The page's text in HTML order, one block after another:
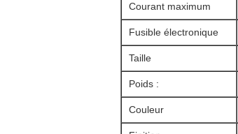
Courant maximum
Fusible électronique
Taille
Poids :
Couleur